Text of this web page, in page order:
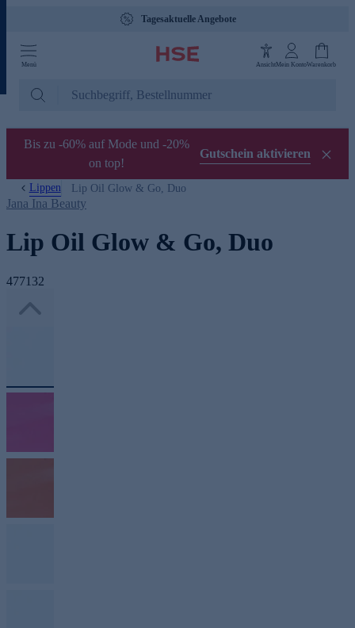
Tagesaktuelle Angebote
Menü AnsichtMein KontoWarenkorb
Bis zu -60% auf Mode und -20%
on top!
Gutschein aktivieren
Lippen Lip Oil Glow & Go, Duo
Jana Ina Beauty
Lip Oil Glow & Go, Duo
477132